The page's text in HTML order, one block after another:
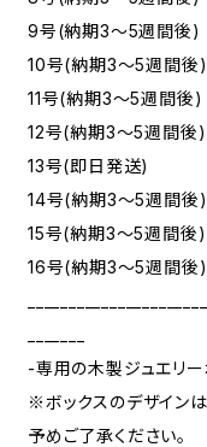
9号(納期3～5週間後)
10号(納期3～5週間後)
11号(納期3～5週間後)
12号(納期3～5週間後)
13号(即日発送)
14号(納期3～5週間後)
15号(納期3～5週間後)
16号(納期3～5週間後)
-専用の木製ジュエリー
※ボックスのデザイン
予めご了承ください。